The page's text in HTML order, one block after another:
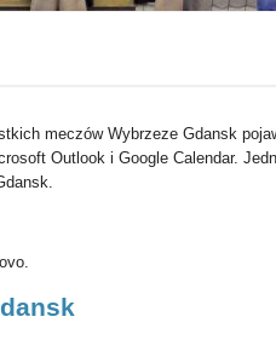
meczów Wybrzeze Gdansk
Outlook i Google Calendar.